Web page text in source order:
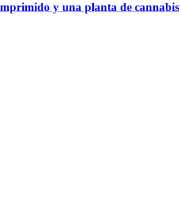
y una planta de cannabis